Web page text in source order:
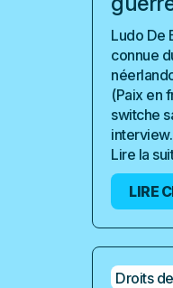
Ludo De
connue
(Paix en
switche
Lire la
LIRE
Droits